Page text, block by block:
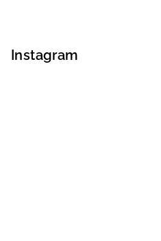
Instagram